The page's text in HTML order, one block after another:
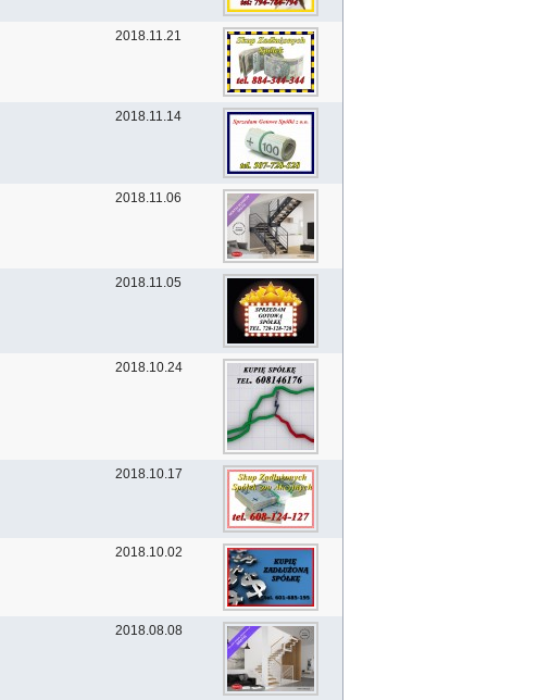
2018.11.21
2018.11.14
2018.11.06
2018.11.05
2018.10.24
2018.10.17
2018.10.02
2018.08.08